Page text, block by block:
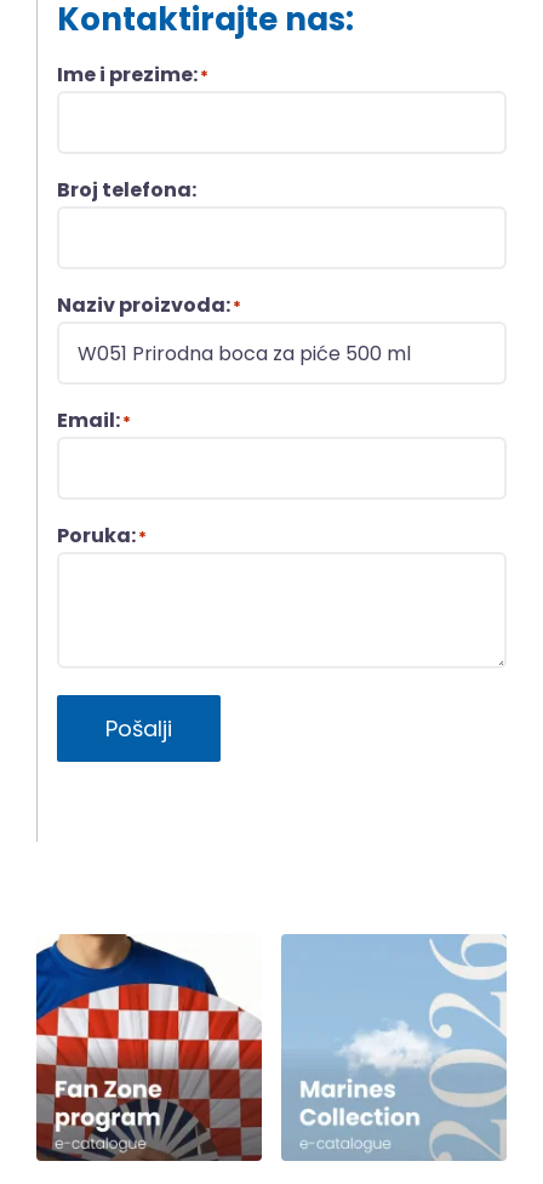
Kontaktirajte nas:
Ime i prezime:*
Broj telefona:
Naziv proizvoda:*
Email:*
Poruka:*
Pošalji